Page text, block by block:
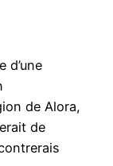
d’une
de Alora,
de